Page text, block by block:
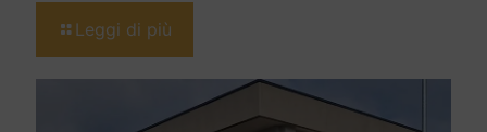
Leggi di più